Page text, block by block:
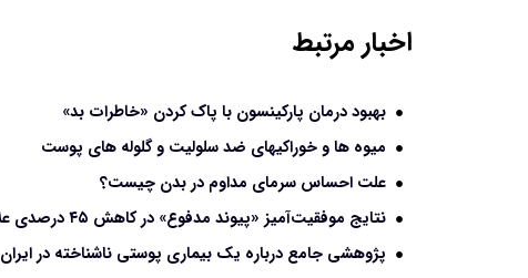
اخبار مرتبط
بهبود درمان پارکینسون با پاک کردن «خاطرات بد»
میوه ها و خوراکیهای ضد سلولیت و گلوله های پوست
علت احساس سرمای مداوم در بدن چیست؟
نتایج موفقیت‌آمیز «پیوند مدفوع» در کاهش ۴۵ درصدی علائم «اوتیسم»
پژوهشی جامع درباره یک بیماری پوستی ناشناخته در ایران